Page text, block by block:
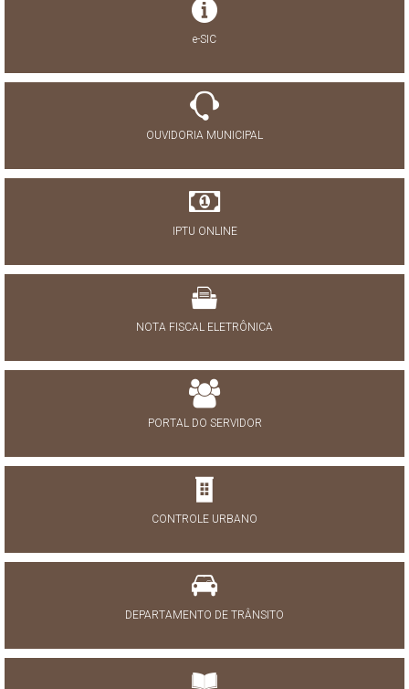
e-SIC
OUVIDORIA MUNICIPAL
IPTU ONLINE
NOTA FISCAL ELETRÔNICA
PORTAL DO SERVIDOR
CONTROLE URBANO
DEPARTAMENTO DE TRÂNSITO